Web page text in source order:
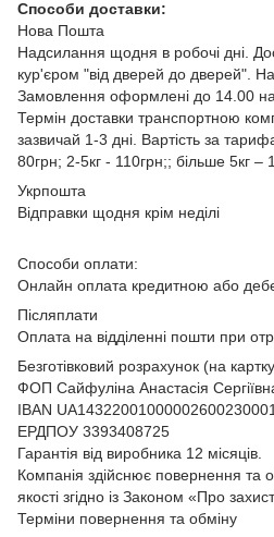
Способи доставки:
Нова Пошта
Надсилання щодня в робочі дні.
кур'єром "від дверей до дверей".
Замовлення оформлені до 14.00
Термін доставки транспортною
зазвичай 1-3 дні. Вартість за
80грн; 2-5кг - 110грн;; більше 5кг –
Укрпошта
Відправки щодня крім неділі
Способи оплати:
Онлайн оплата кредитною або
Післяплати
Оплата на відділенні пошти при
Безготівковий розрахунок (на
ФОП Сайфуліна Анастасія
IBAN
ЕРДПОУ 3393408725
Гарантія від виробника 12 місяців.
Компанія здійснює повернення та
якості згідно із Законом «Про
Терміни повернення та обміну